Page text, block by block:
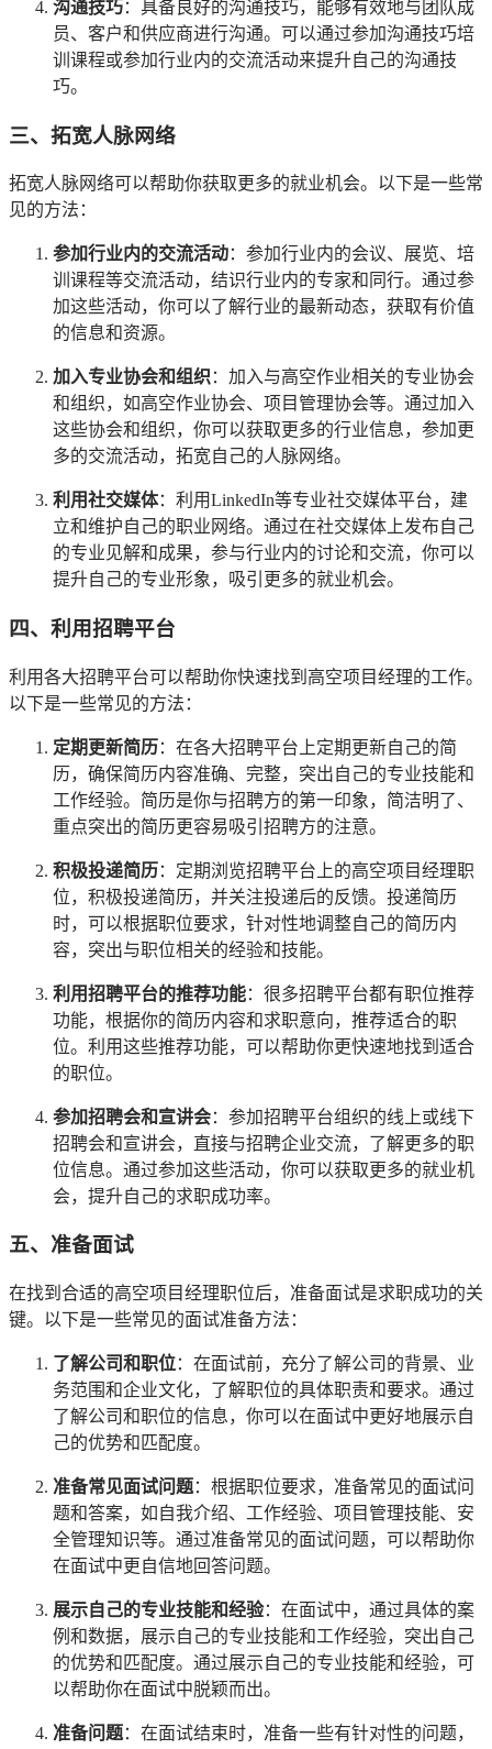
沟通技巧：具备良好的沟通技巧，能够有效地与团队成
员、客户和供应商进行沟通。可以通过参加沟通技巧培
训课程或参加行业内的交流活动来提升自己的沟通技
巧。
三、拓宽人脉网络
拓宽人脉网络可以帮助你获取更多的就业机会。以下是一些常
见的方法：
参加行业内的交流活动：参加行业内的会议、展览、培
训课程等交流活动，结识行业内的专家和同行。通过参
加这些活动，你可以了解行业的最新动态，获取有价值
的信息和资源。
加入专业协会和组织 ：加入与高空作业相关的专业协会
和组织，如高空作业协会、项目管理协会等。通过加入
这些协会和组织，你可以获取更多的行业信息，参加更
多的交流活动，拓宽自己的人脉网络。
利用社交媒体：利用LinkedIn等专业社交媒体平台，建
立和维护自己的职业网络。通过在社交媒体上发布自己
的专业见解和成果，参与行业内的讨论和交流，你可以
提升自己的专业形象，吸引更多的就业机会。
四、利用招聘平台
利用各大招聘平台可以帮助你快速找到高空项目经理的工作。
以下是一些常见的方法：
定期更新简历：在各大招聘平台上定期更新自己的简
历，确保简历内容准确、完整，突出自己的专业技能和
工作经验。简历是你与招聘方的第一印象，简洁明了、
重点突出的简历更容易吸引招聘方的注意。
积极投递简历：定期浏览招聘平台上的高空项目经理职
位，积极投递简历，并关注投递后的反馈。投递简历
时，可以根据职位要求，针对性地调整自己的简历内
容，突出与职位相关的经验和技能。
利用招聘平台的推荐功能：很多招聘平台都有职位推荐
功能，根据你的简历内容和求职意向，推荐适合的职
位。利用这些推荐功能，可以帮助你更快速地找到适合
的职位。
参加招聘会和宣讲会：参加招聘平台组织的线上或线下
招聘会和宣讲会，直接与招聘企业交流，了解更多的职
位信息。通过参加这些活动，你可以获取更多的就业机
会，提升自己的求职成功率。
五、准备面试
在找到合适的高空项目经理职位后，准备面试是求职成功的关
键。以下是一些常见的面试准备方法：
了解公司和职位：在面试前，充分了解公司的背景、业
务范围和企业文化，了解职位的具体职责和要求。通过
了解公司和职位的信息，你可以在面试中更好地展示自
己的优势和匹配度。
准备常见面试问题：根据职位要求，准备常见的面试问
题和答案，如自我介绍、工作经验、项目管理技能、安
全管理知识等。通过准备常见的面试问题，可以帮助你
在面试中更自信地回答问题。
展示自己的专业技能和经验：在面试中，通过具体的案
例和数据，展示自己的专业技能和工作经验，突出自己
的优势和匹配度。通过展示自己的专业技能和经验，可
以帮助你在面试中脱颖而出。
准备问题：在面试结束时，准备一些有针对性的问题，